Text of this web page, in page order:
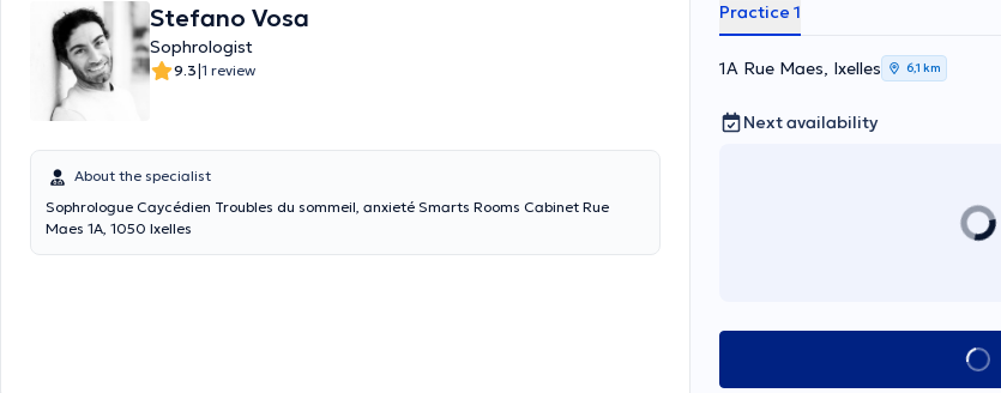
Stefano Vosa
Sophrologist
9.3|1 review
About the specialist
Sophrologue Caycédien Troubles du sommeil, anxieté Smarts Rooms Cabinet Rue
Maes 1A, 1050 Ixelles
Practice 1
1A Rue Maes, Ixelles 6,1 km
Next availability
See all